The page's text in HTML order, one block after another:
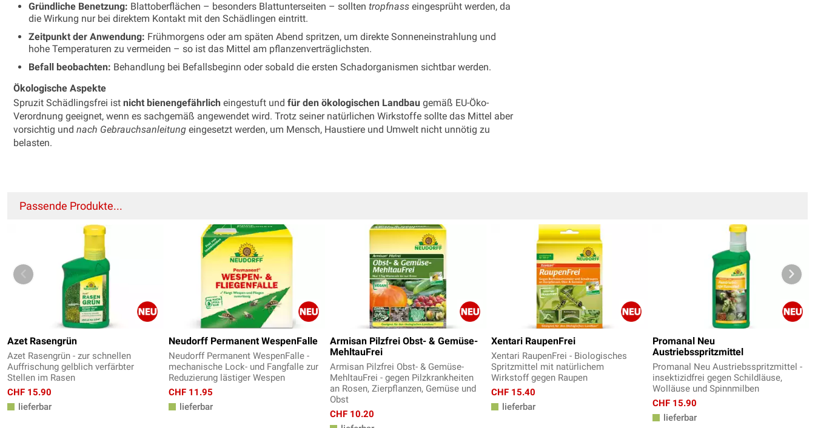
Gründliche Benetzung: Blattoberflächen – besonders Blattunterseiten – sollten tropfnass eingesprüht werden, da
die Wirkung nur bei direktem Kontakt mit den Schädlingen eintritt.
Zeitpunkt der Anwendung: Frühmorgens oder am späten Abend spritzen, um direkte Sonneneinstrahlung und
hohe Temperaturen zu vermeiden – so ist das Mittel am pflanzenverträglichsten.
Befall beobachten: Behandlung bei Befallsbeginn oder sobald die ersten Schadorganismen sichtbar werden.
Ökologische Aspekte
Spruzit Schädlingsfrei ist nicht bienengefährlich eingestuft und für den ökologischen Landbau gemäß EU-Öko-
Verordnung geeignet, wenn es sachgemäß angewendet wird. Trotz seiner natürlichen Wirkstoffe sollte das Mittel aber
vorsichtig und nach Gebrauchsanleitung eingesetzt werden, um Mensch, Haustiere und Umwelt nicht unnötig zu
belasten.
Passende Produkte...
Azet Rasengrün
Azet Rasengrün - zur schnellen
Auffrischung gelblich verfärbter
Stellen im Rasen
CHF 15.90
lieferbar
Neudorff Permanent WespenFalle
Neudorff Permanent WespenFalle -
mechanische Lock- und Fangfalle zur
Reduzierung lästiger Wespen
CHF 11.95
lieferbar
Armisan Pilzfrei Obst- & Gemüse-
MehltauFrei
Armisan Pilzfrei Obst- & Gemüse-
MehltauFrei - gegen Pilzkrankheiten
an Rosen, Zierpflanzen, Gemüse und
Obst
CHF 10.20
Xentari Raupen­Frei
Xentari Raupen­Frei - Biologisches
Spritzmittel mit natürlichem
Wirkstoff gegen Raupen
CHF 15.40
lieferbar
Promanal Neu
Austriebsspritzmittel
Promanal Neu Austriebsspritzmittel -
insektizidfrei gegen Schildläuse,
Wolläuse und Spinnmilben
CHF 15.90
lieferbar